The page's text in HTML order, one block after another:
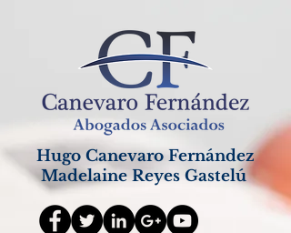
Hugo Canevaro Fernández
Madelaine Reyes Gastelú